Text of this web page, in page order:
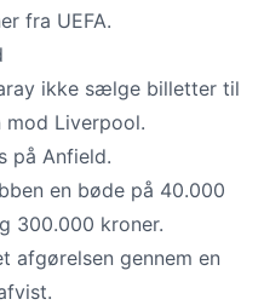
fra UEFA.
ikke sælge billetter til
mod Liverpool.
på Anfield.
en bøde på 40.000
300.000 kroner.
afgørelsen gennem en